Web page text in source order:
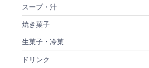
スープ・汁
焼き菓子
生菓子・冷菓
ドリンク